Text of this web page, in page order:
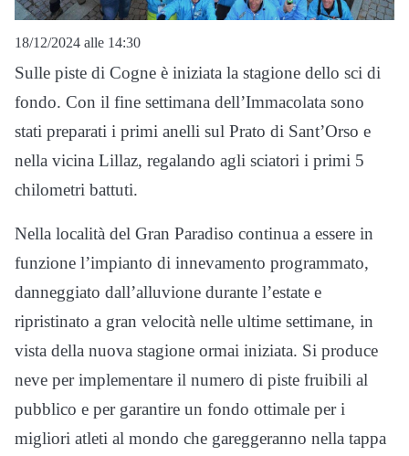
18/12/2024 alle 14:30
Sulle piste di Cogne è iniziata la stagione dello sci di
fondo. Con il fine settimana dell’Immacolata sono
stati preparati i primi anelli sul Prato di Sant’Orso e
nella vicina Lillaz, regalando agli sciatori i primi 5
chilometri battuti.
Nella località del Gran Paradiso continua a essere in
funzione l’impianto di innevamento programmato,
danneggiato dall’alluvione durante l’estate e
ripristinato a gran velocità nelle ultime settimane, in
vista della nuova stagione ormai iniziata. Si produce
neve per implementare il numero di piste fruibili al
pubblico e per garantire un fondo ottimale per i
migliori atleti al mondo che gareggeranno nella tappa